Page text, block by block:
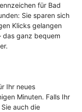
für Bad
Sie sparen sich
Klicks gelangen
das ganz bequem
Ihr neues
Minuten. Falls Ihr
auch die